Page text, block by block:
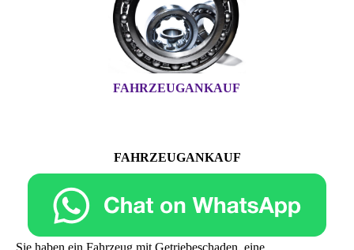
FAHRZEUGANKAUF
FAHRZEUGANKAUF
Sie haben ein Fahrzeug mit Getriebeschaden, eine